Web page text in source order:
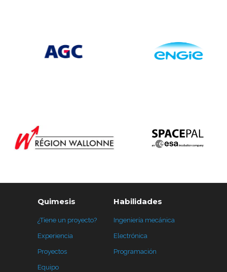
Quimesis
¿Tiene un proyecto?
Experiencia
Proyectos
Equipo
Habilidades
Ingeniería mecánica
Electrónica
Programación